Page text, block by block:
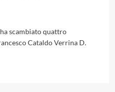
scambiato quattro
Cataldo Verrina D.